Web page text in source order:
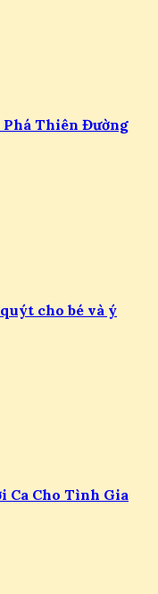
Phá Thiên Đường
cho bé và ý
Ca Cho Tình Gia